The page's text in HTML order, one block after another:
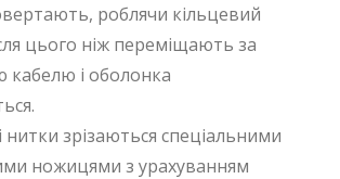
роблячи кільцевий
цього ніж переміщають за
і оболонка
нитки зрізаються спеціальними
ножицями з урахуванням